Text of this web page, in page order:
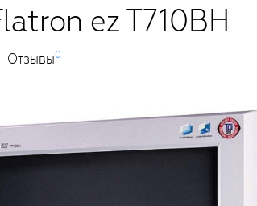
ez T710BH
Отзывы0